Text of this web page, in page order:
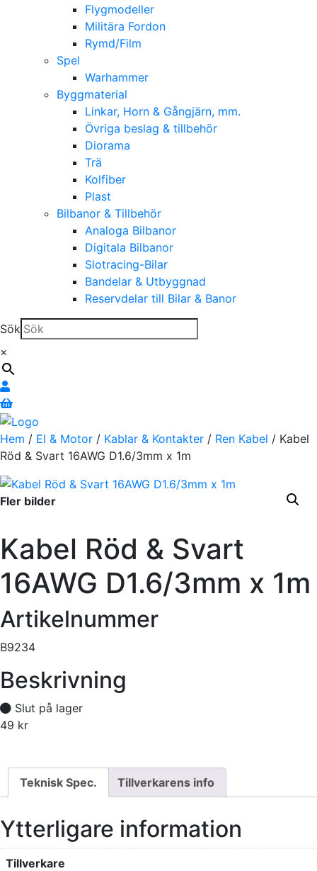
Flygmodeller
Militära Fordon
Rymd/Film
Spel
Warhammer
Byggmaterial
Linkar, Horn & Gångjärn, mm.
Övriga beslag & tillbehör
Diorama
Trä
Kolfiber
Plast
Bilbanor & Tillbehör
Analoga Bilbanor
Digitala Bilbanor
Slotracing-Bilar
Bandelar & Utbyggnad
Reservdelar till Bilar & Banor
Sök
×
Hem / El & Motor / Kablar & Kontakter / Ren Kabel / Kabel
Röd & Svart 16AWG D1.6/3mm x 1m
Fler bilder
Kabel Röd & Svart
16AWG D1.6/3mm x 1m
Artikelnummer
B9234
Beskrivning
Slut på lager
49 kr
Teknisk Spec. Tillverkarens info
Ytterligare information
Tillverkare